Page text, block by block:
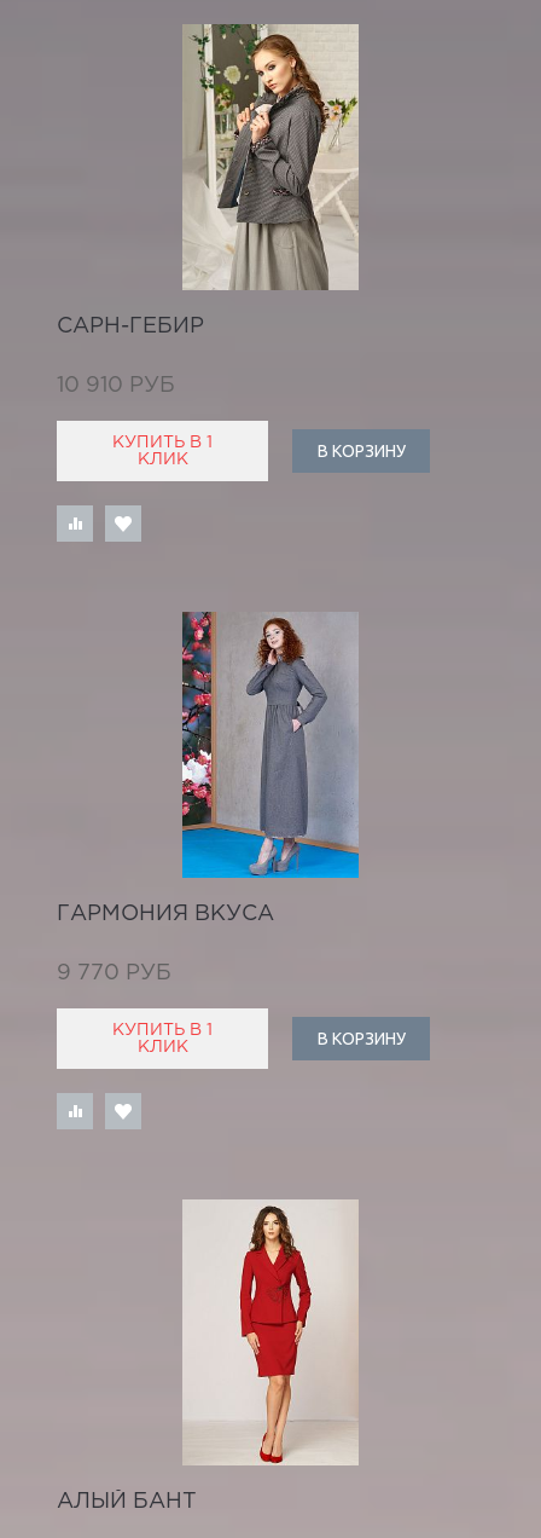
САРН-ГЕБИР
10 910 РУБ
КУПИТЬ В 1
КЛИК
В КОРЗИНУ
ГАРМОНИЯ ВКУСА
9 770 РУБ
КУПИТЬ В 1
КЛИК
В КОРЗИНУ
АЛЫЙ БАНТ